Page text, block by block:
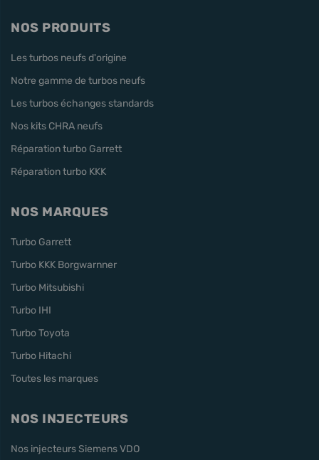
NOS PRODUITS
Les turbos neufs d'origine
Notre gamme de turbos neufs
Les turbos échanges standards
Nos kits CHRA neufs
Réparation turbo Garrett
Réparation turbo KKK
NOS MARQUES
Turbo Garrett
Turbo KKK Borgwarnner
Turbo Mitsubishi
Turbo IHI
Turbo Toyota
Turbo Hitachi
Toutes les marques
NOS INJECTEURS
Nos injecteurs Siemens VDO